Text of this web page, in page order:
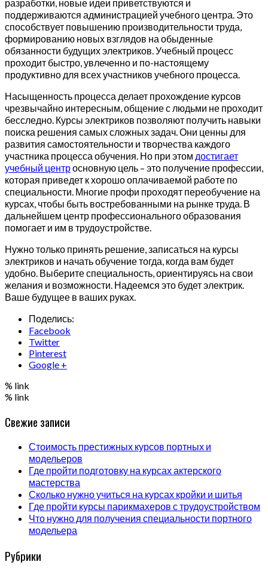
разработки, новые идеи приветствуются и
поддерживаются администрацией учебного центра. Это
способствует повышению производительности труда,
формированию новых взглядов на обыденные
обязанности будущих электриков. Учебный процесс
проходит быстро, увлеченно и по-настоящему
продуктивно для всех участников учебного процесса.
Насыщенность процесса делает прохождение курсов
чрезвычайно интересным, общение с людьми не проходит
бесследно. Курсы электриков позволяют получить навыки
поиска решения самых сложных задач. Они ценны для
развития самостоятельности и творчества каждого
участника процесса обучения. Но при этом достигает
учебный центросновную цель – это получение профессии,
которая приведет к хорошо оплачиваемой работе по
специальности. Многие профи проходят переобучение на
курсах, чтобы быть востребованными на рынке труда. В
дальнейшем центр профессионального образования
помогает и им в трудоустройстве.
Нужно только принять решение, записаться на курсы
электриков и начать обучение тогда, когда вам будет
удобно. Выберите специальность, ориентируясь на свои
желания и возможности. Надеемся это будет электрик.
Ваше будущее в ваших руках.
Поделись:
Facebook
Twitter
Pinterest
Google +
% link
% link
Свежие записи
Стоимость престижных курсов портных и
модельеров
Где пройти подготовку на курсах актерского
мастерства
Сколько нужно учиться на курсах кройки и шитья
Где пройти курсы парикмахеров с трудоустройством
Что нужно для получения специальности портного
модельера
Рубрики